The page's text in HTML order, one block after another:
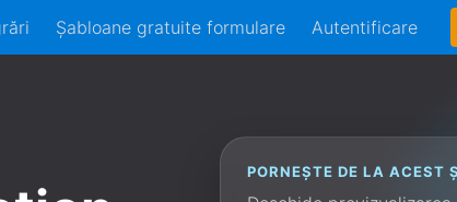
Șabloane gratuite formulare Autentificare
PORNEȘTE DE LA ACEST